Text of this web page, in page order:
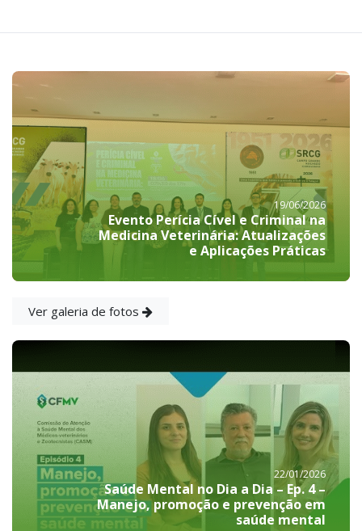
19/06/2026
Evento Perícia Cível e Criminal na
Medicina Veterinária: Atualizações
e Aplicações Práticas
Ver galeria de fotos
22/01/2026
Saúde Mental no Dia a Dia – Ep. 4 –
Manejo, promoção e prevenção em
saúde mental